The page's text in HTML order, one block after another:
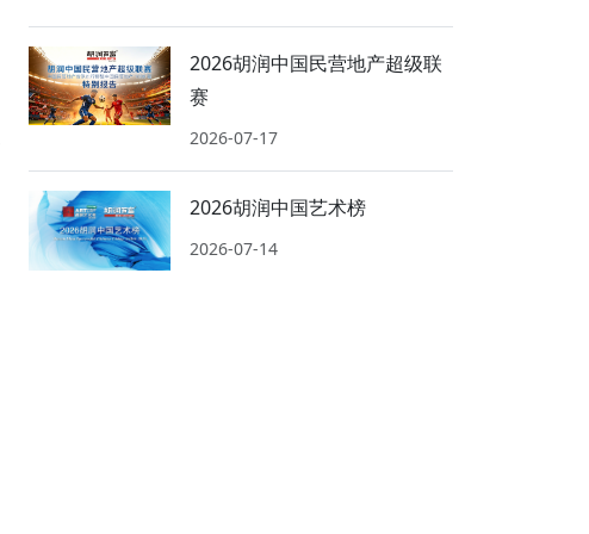
2026胡润中国民营地产超级联
赛
2026-07-17
2026胡润中国艺术榜
2026-07-14